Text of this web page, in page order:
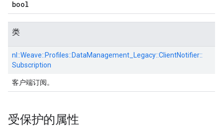
bool
类
nl::Weave::Profiles::DataManagement_Legacy::ClientNotifier::
Subscription
客户端订阅。
受保护的属性